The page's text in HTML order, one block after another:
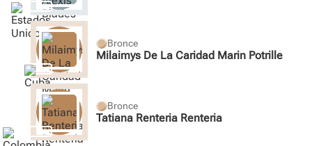
Bronce
Milaimys De La Caridad Marin Potrille
Bronce
Tatiana Renteria Renteria